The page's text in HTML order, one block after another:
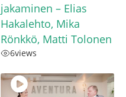
jakaminen – Elias
Hakalehto, Mika
Rönkkö, Matti Tolonen
6views